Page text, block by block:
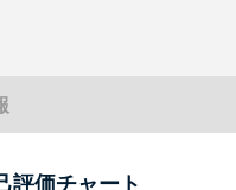
評価チャート